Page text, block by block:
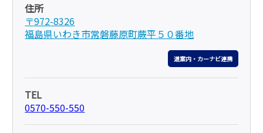
入場料金 大人・小学生・幼児：20％割引
大人（中学生以上）
4,120円→3,300円
住所
〒972-8326
福島県いわき市常磐藤原町蕨平５０番地
道案内・カーナビ連携
TEL
0570-550-550